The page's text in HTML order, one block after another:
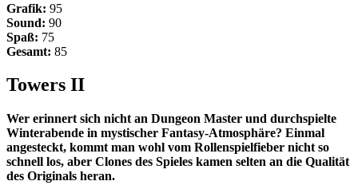
Grafik: 95
Sound: 90
Spaß: 75
Gesamt: 85
Towers II
Wer erinnert sich nicht an Dungeon Master und durchspielte
Winterabende in mystischer Fantasy-Atmosphäre? Einmal
angesteckt, kommt man wohl vom Rollenspielfieber nicht so
schnell los, aber Clones des Spieles kamen selten an die Qualität
des Originals heran.